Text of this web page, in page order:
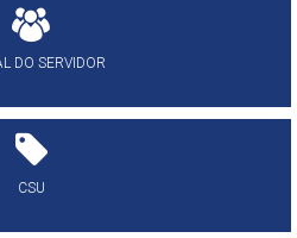
DO SERVIDOR
CSU